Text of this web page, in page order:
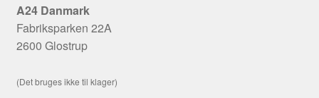
A24 Danmark
Fabriksparken 22A
2600 Glostrup
(Det bruges ikke til klager)